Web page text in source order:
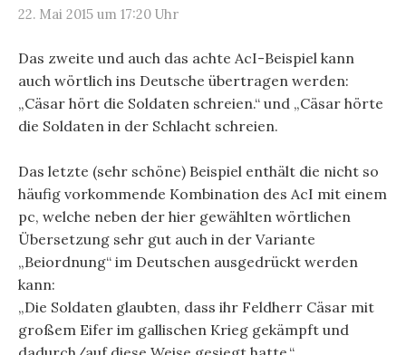
22. Mai 2015 um 17:20 Uhr
Das zweite und auch das achte AcI-Beispiel kann
auch wörtlich ins Deutsche übertragen werden:
„Cäsar hört die Soldaten schreien.“ und „Cäsar hörte
die Soldaten in der Schlacht schreien.
Das letzte (sehr schöne) Beispiel enthält die nicht so
häufig vorkommende Kombination des AcI mit einem
pc, welche neben der hier gewählten wörtlichen
Übersetzung sehr gut auch in der Variante
„Beiordnung“ im Deutschen ausgedrückt werden
kann:
„Die Soldaten glaubten, dass ihr Feldherr Cäsar mit
großem Eifer im gallischen Krieg gekämpft und